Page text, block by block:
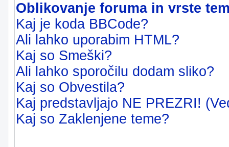
Oblikovanje foruma in vrste
Kaj je koda BBCode?
Ali lahko uporabim HTML?
Kaj so Smeški?
Ali lahko sporočilu dodam sliko?
Kaj so Obvestila?
Kaj predstavljajo NE PREZRI!
Kaj so Zaklenjene teme?